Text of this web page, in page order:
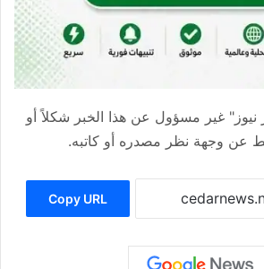
غير مسؤول عن هذا الخبر شكلاً أو
عن وجهة نظر مصدره أو كاتبه.
Copy URL